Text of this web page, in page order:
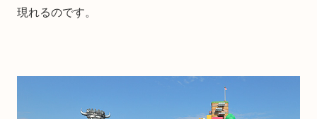
現れるのです。